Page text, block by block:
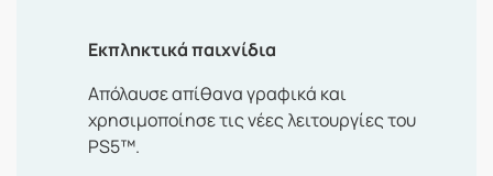
Εκπληκτικά παιχνίδια
Απόλαυσε απίθανα γραφικά και
χρησιμοποίησε τις νέες λειτουργίες του
PS5™.